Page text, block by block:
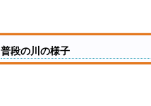
普段の川の様子